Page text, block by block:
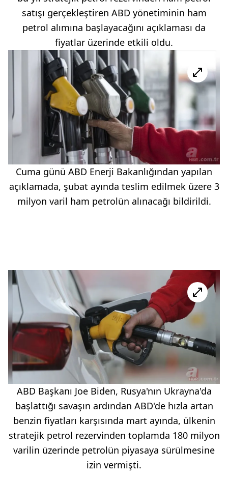
satışı gerçekleştiren ABD yönetiminin ham
petrol alımına başlayacağını açıklaması da
fiyatlar üzerinde etkili oldu.
Cuma günü ABD Enerji Bakanlığından yapılan
açıklamada, şubat ayında teslim edilmek üzere 3
milyon varil ham petrolün alınacağı bildirildi.
ABD Başkanı Joe Biden, Rusya'nın Ukrayna'da
başlattığı savaşın ardından ABD'de hızla artan
benzin fiyatları karşısında mart ayında, ülkenin
stratejik petrol rezervinden toplamda 180 milyon
varilin üzerinde petrolün piyasaya sürülmesine
izin vermişti.